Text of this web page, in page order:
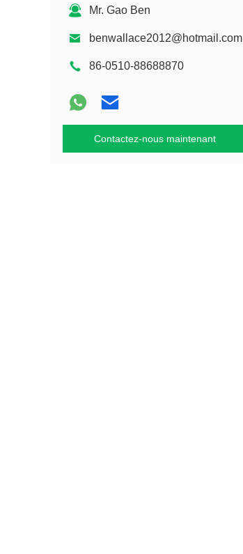
Mr. Gao Ben
benwallace2012@hotmail.com
86-0510-88688870
Contactez-nous maintenant